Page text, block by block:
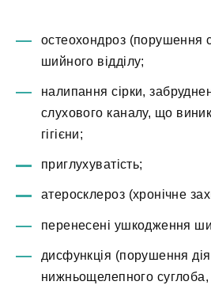
остеохондроз (порушення
шийного відділу;
налипання сірки,
слухового каналу, що
гігієни;
приглухуватість;
атеросклероз (хронічне
перенесені ушкодження
дисфункція (порушення
нижньощелепного